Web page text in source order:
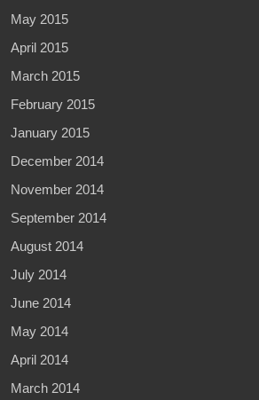
May 2015
April 2015
March 2015
February 2015
January 2015
December 2014
November 2014
September 2014
August 2014
July 2014
June 2014
May 2014
April 2014
March 2014